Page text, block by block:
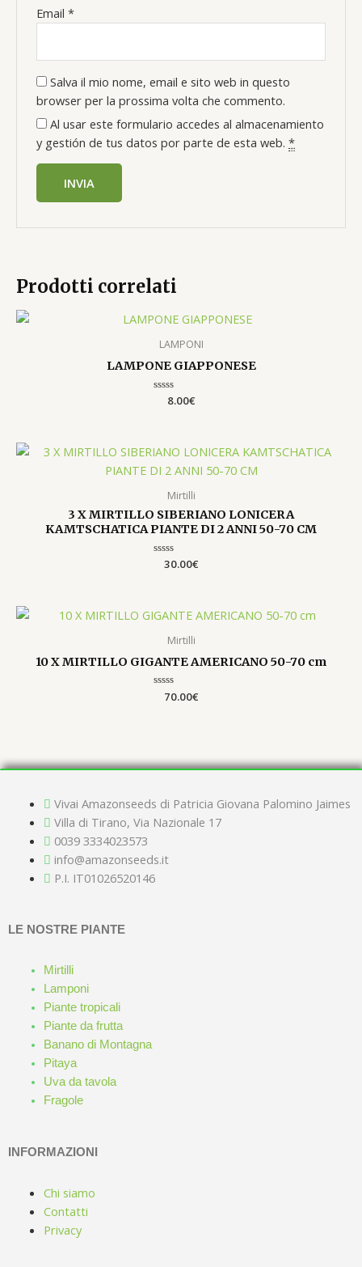
Email*
Salva il mio nome, email e sito web in questo
browser per la prossima volta che commento.
Al usar este formulario accedes al almacenamiento
y gestión de tus datos por parte de esta web.*
Prodotti correlati
LAMPONI
LAMPONE GIAPPONESE
Valutato
8.00€
Mirtilli
3 X MIRTILLO SIBERIANO LONICERA
KAMTSCHATICA PIANTE DI 2 ANNI 50-70 CM
Valutato
30.00€
Mirtilli
10 X MIRTILLO GIGANTE AMERICANO 50-70 cm
Valutato
70.00€
Vivai Amazonseeds di Patricia Giovana Palomino Jaimes
Villa di Tirano, Via Nazionale 17
0039 3334023573
info@amazonseeds.it
P.I. IT01026520146
LE NOSTRE PIANTE
Mirtilli
Lamponi
Piante tropicali
Piante da frutta
Banano di Montagna
Pitaya
Uva da tavola
Fragole
INFORMAZIONI
Chi siamo
Contatti
Privacy